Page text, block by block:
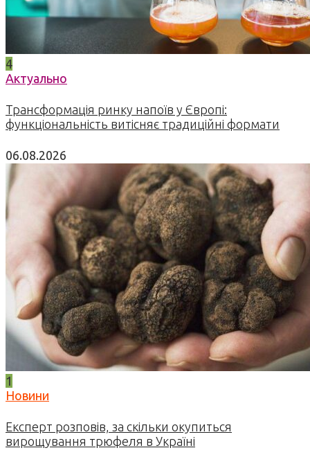
4
Актуально
Трансформація ринку напоїв у Європі:
функціональність витісняє традиційні формати
06.08.2026
1
Новини
Експерт розповів, за скільки окупиться
вирощування трюфеля в Україні